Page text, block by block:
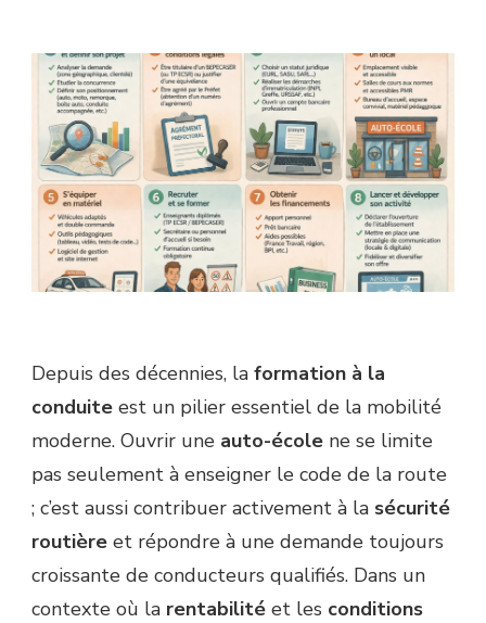
Depuis des décennies, la formation à la
conduite est un pilier essentiel de la mobilité
moderne. Ouvrir une auto-école ne se limite
pas seulement à enseigner le code de la route
; c’est aussi contribuer activement à la sécurité
routière et répondre à une demande toujours
croissante de conducteurs qualifiés. Dans un
contexte où la rentabilité et les conditions